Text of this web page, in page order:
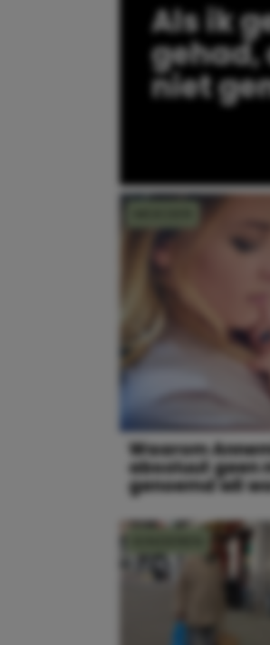
Als ik
gehad,
niet
Waarom
absoluut geen
genoemd wil